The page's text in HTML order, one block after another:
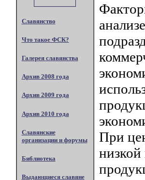
Славянство
Что такое ФСК?
Галерея славянства
Архив 2008 года
Архив 2009 года
Архив 2010 года
Славянские
организации и форумы
Библиотека
Выдающиеся славяне
При